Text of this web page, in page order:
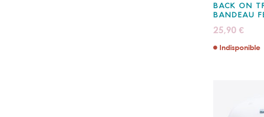
BACK ON
BANDEAU
25,90 €
Indisponible